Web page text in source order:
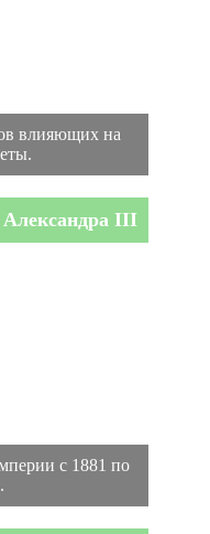
влияющих на
Александра III
с 1881 по